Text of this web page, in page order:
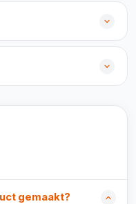
gemaakt?